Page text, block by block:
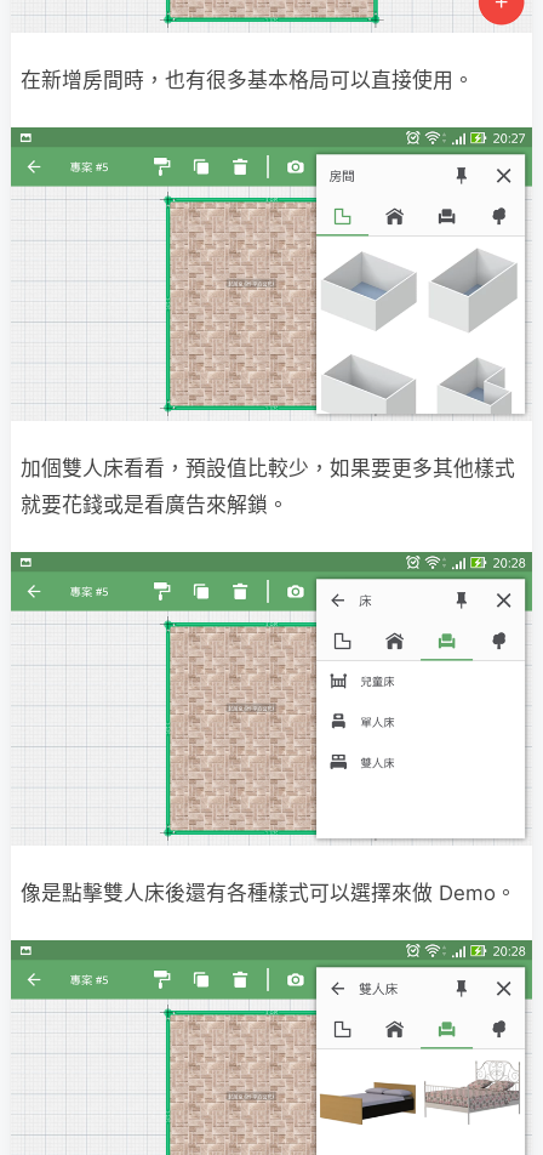
在新增房間時，也有很多基本格局可以直接使用。
加個雙人床看看，預設值比較少，如果要更多其他樣式
就要花錢或是看廣告來解鎖。
像是點擊雙人床後還有各種樣式可以選擇來做 Demo。